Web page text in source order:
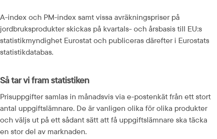
A-index och PM-index samt vissa avräkningspriser på
jordbruksprodukter skickas på kvartals- och årsbasis till EU:s
statistikmyndighet Eurostat och publiceras därefter i Eurostats
statistikdatabas.
Så tar vi fram statistiken
Prisuppgifter samlas in månadsvis via e-postenkät från ett stort
antal uppgiftslämnare. De är vanligen olika för olika produkter
och väljs ut på ett sådant sätt att få uppgiftslämnare ska täcka
en stor del av marknaden.